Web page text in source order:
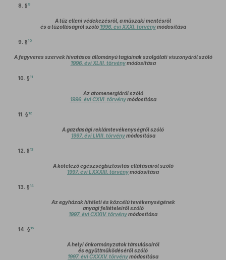
8. § 9
A tűz elleni védekezésről, a műszaki mentésről
és a tűzoltóságról szóló 1996. évi XXXI. törvénymódosítása
9. § 10
A fegyveres szervek hivatásos állományú tagjainak szolgálati viszonyáról szóló
1996. évi XLIII. törvénymódosítása
10. § 11
Az atomenergiáról szóló
1996. évi CXVI. törvénymódosítása
11. § 12
A gazdasági reklámtevékenységről szóló
1997. évi LVIII. törvénymódosítása
12. § 13
A kötelező egészségbiztosítás ellátásairól szóló
1997. évi LXXXIII. törvénymódosítása
13. § 14
Az egyházak hitéleti és közcélú tevékenységének
anyagi feltételeiről szóló
1997. évi CXXIV. törvénymódosítása
14. § 15
A helyi önkormányzatok társulásairól
és együttműködéséről szóló
1997. évi CXXXV. törvénymódosítása